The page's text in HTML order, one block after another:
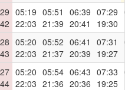
05:19
22:03
05:51
21:39
06:39
20:41
07:29
19:30
05:20
22:03
05:52
21:37
06:41
20:39
07:31
19:27
05:20
22:03
05:54
21:36
06:43
20:36
07:33
19:25